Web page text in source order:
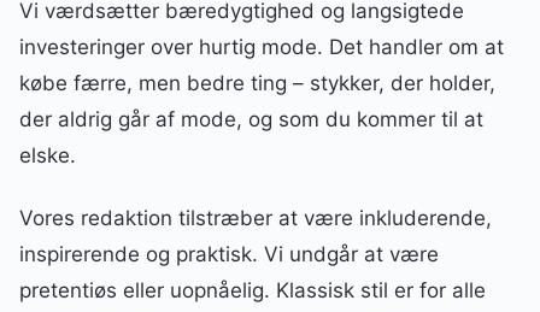
Vi værdsætter bæredygtighed og langsigtede
investeringer over hurtig mode. Det handler om at
købe færre, men bedre ting – stykker, der holder,
der aldrig går af mode, og som du kommer til at
elske.
Vores redaktion tilstræber at være inkluderende,
inspirerende og praktisk. Vi undgår at være
pretentiøs eller uopnåelig. Klassisk stil er for alle